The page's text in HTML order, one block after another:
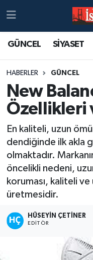
GÜNCEL SİYASET
HABERLER GÜNCEL
New
Özellikleri
En kaliteli, uzun
dendiğinde ilk akla
olmaktadır.
öncelikli nedeni,
koruması, kaliteli
üretmesidir.
HÜSEYIN ÇETINER
EDITÖR